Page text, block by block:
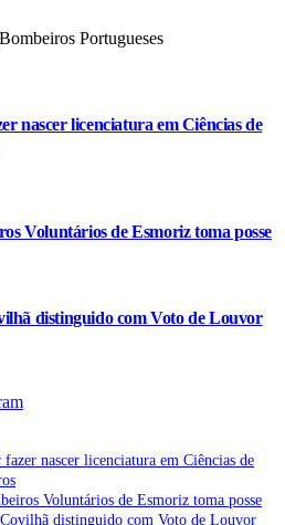
nascer licenciatura em Ciências de
Voluntários de Esmoriz toma posse
distinguido com Voto de Louvor
nascer licenciatura em Ciências de
Voluntários de Esmoriz toma posse
distinguido com Voto de Louvor